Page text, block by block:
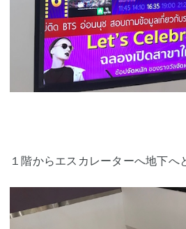
１階からエスカレーターへ地下へ